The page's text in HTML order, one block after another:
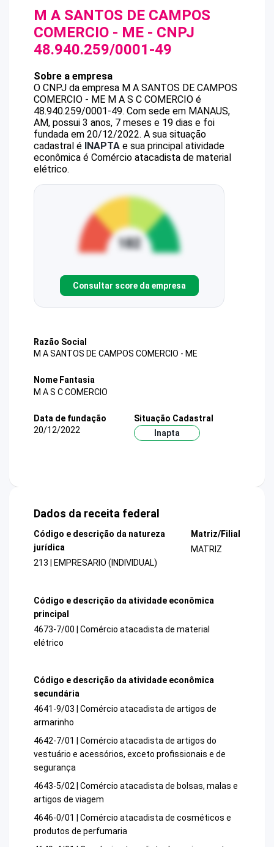
M A SANTOS DE CAMPOS
COMERCIO - ME - CNPJ
48.940.259/0001-49
Sobre a empresa
O CNPJ da empresa M A SANTOS DE CAMPOS
COMERCIO - ME M A S C COMERCIO é
48.940.259/0001-49. Com sede em MANAUS,
AM, possui 3 anos, 7 meses e 19 dias e foi
fundada em 20/12/2022. A sua situação
cadastral é INAPTA e sua principal atividade
econômica é Comércio atacadista de material
elétrico.
Consultar score da empresa
Razão Social
M A SANTOS DE CAMPOS COMERCIO - ME
Nome Fantasia
M A S C COMERCIO
Data de fundação
20/12/2022
Situação Cadastral
Inapta
Dados da receita federal
Código e descrição da natureza
jurídica
213 | EMPRESARIO (INDIVIDUAL)
Matriz/Filial
MATRIZ
Código e descrição da atividade econômica
principal
4673-7/00 | Comércio atacadista de material
elétrico
Código e descrição da atividade econômica
secundária
4641-9/03 | Comércio atacadista de artigos de
armarinho
4642-7/01 | Comércio atacadista de artigos do
vestuário e acessórios, exceto profissionais e de
segurança
4643-5/02 | Comércio atacadista de bolsas, malas e
artigos de viagem
4646-0/01 | Comércio atacadista de cosméticos e
produtos de perfumaria